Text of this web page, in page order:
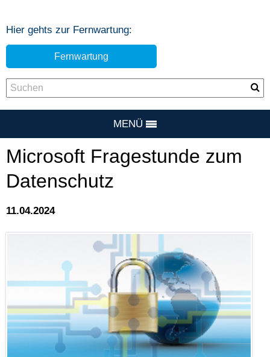
Hier gehts zur Fernwartung:
Fernwartung
MENÜ
Microsoft Fragestunde zum
Datenschutz
11.04.2024